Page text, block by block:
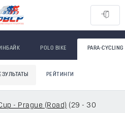
POLO BIKE PARA-CYCLING
РЕЙТИНГИ
- Prague (Road) (29 - 30